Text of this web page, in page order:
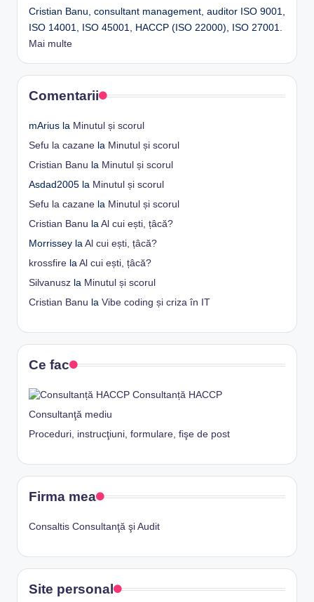
Cristian Banu, consultant management, auditor ISO 9001,
ISO 14001, ISO 45001, HACCP (ISO 22000), ISO 27001.
Mai multe
Comentarii
mArius la Minutul și scorul
Sefu la cazane la Minutul și scorul
Cristian Banu la Minutul și scorul
Asdad2005 la Minutul și scorul
Sefu la cazane la Minutul și scorul
Cristian Banu la Al cui ești, țâcă?
Morrissey la Al cui ești, țâcă?
krossfire la Al cui ești, țâcă?
Silvanusz la Minutul și scorul
Cristian Banu la Vibe coding și criza în IT
Ce fac
Consultanță HACCP
Consultanţă mediu
Proceduri, instrucţiuni, formulare, fişe de post
Firma mea
Consaltis Consultanţă şi Audit
Site personal